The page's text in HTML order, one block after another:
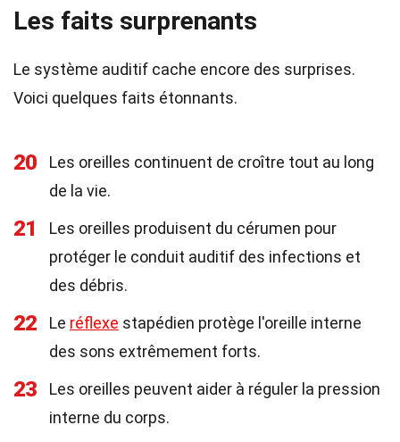
Les faits surprenants
Le système auditif cache encore des surprises.
Voici quelques faits étonnants.
20
Les oreilles continuent de croître tout au long
de la vie.
21
Les oreilles produisent du cérumen pour
protéger le conduit auditif des infections et
des débris.
22 Le réflexe stapédien protège l'oreille interne
des sons extrêmement forts.
23
Les oreilles peuvent aider à réguler la pression
interne du corps.